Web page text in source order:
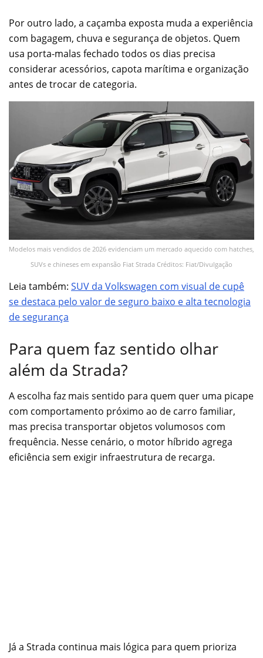
Por outro lado, a caçamba exposta muda a experiência
com bagagem, chuva e segurança de objetos. Quem
usa porta-malas fechado todos os dias precisa
considerar acessórios, capota marítima e organização
antes de trocar de categoria.
Modelos mais vendidos de 2026 evidenciam um mercado aquecido com hatches,
SUVs e chineses em expansão Fiat Strada Créditos: Fiat/Divulgação
Leia também: SUV da Volkswagen com visual de cupê
se destaca pelo valor de seguro baixo e alta tecnologia
de segurança
Para quem faz sentido olhar
além da Strada?
A escolha faz mais sentido para quem quer uma picape
com comportamento próximo ao de carro familiar,
mas precisa transportar objetos volumosos com
frequência. Nesse cenário, o motor híbrido agrega
eficiência sem exigir infraestrutura de recarga.
Já a Strada continua mais lógica para quem prioriza